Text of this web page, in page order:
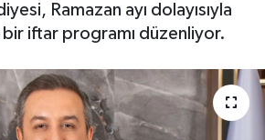
Ramazan ayı dolayısıyla
bir iftar programı düzenliyor.